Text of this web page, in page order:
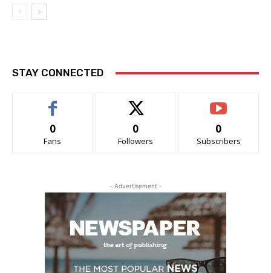
STAY CONNECTED
0
Fans
0
Followers
0
Subscribers
- Advertisement -